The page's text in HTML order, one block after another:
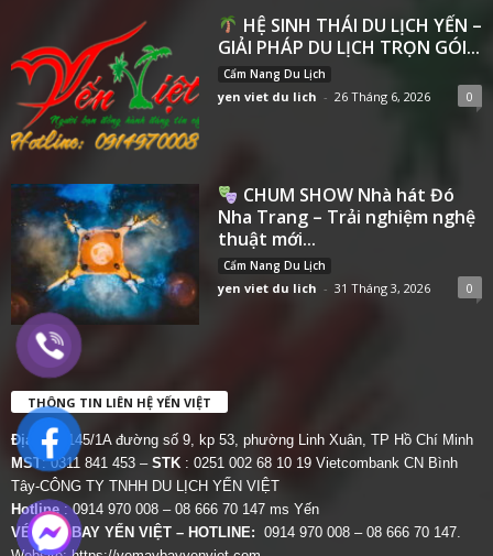
HỆ SINH THÁI DU LỊCH YẾN –
GIẢI PHÁP DU LỊCH TRỌN GÓI...
Cẩm Nang Du Lịch
yen viet du lich - 26 Tháng 6, 2026 0
CHUM SHOW Nhà hát Đó
Nha Trang – Trải nghiệm nghệ
thuật mới...
Cẩm Nang Du Lịch
yen viet du lich - 31 Tháng 3, 2026 0
THÔNG TIN LIÊN HỆ YẾN VIỆT
Địa chỉ:
145/1A đường số 9, kp 53, phường Linh Xuân, TP Hồ Chí Minh
MST: 0311 841 453 – STK : 0251 002 68 10 19 Vietcombank CN Bình
Tây-CÔNG TY TNHH DU LỊCH YẾN VIỆT
Hotline : 0914 970 008 – 08 666 70 147 ms Yến
VÉ MÁY BAY YẾN VIỆT – HOTLINE: 0914 970 008 – 08 666 70 147.